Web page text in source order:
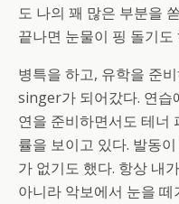
도 나의 꽤 많은 부분을
끝나면 눈물이 핑 돌기도
병특을 하고, 유학을 준
singer가 되어갔다. 연습
연을 준비하면서도 테너
률을 보이고 있다. 발동
가 없기도 했다. 항상 내
아니라 악보에서 눈을